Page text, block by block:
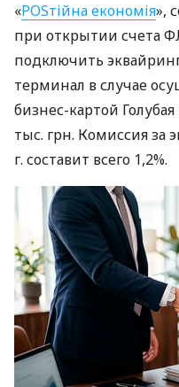
«POSтійна економія»,
при открытии счета
подключить
терминал в случае
бизнес-картой
тыс. грн. Комиссия за
г. составит всего 1,2%.